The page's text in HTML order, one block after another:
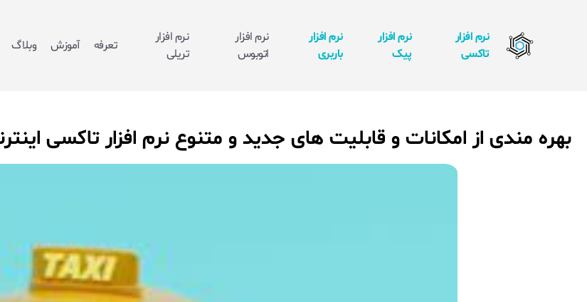
نرم افزار
تاکسی
نرم افزار
پیک
نرم افزار
باربری
نرم افزار
اتوبوس
نرم افزار
تریلی
تعرفه آموزش وبلاگ
بهره مندی از امکانات و قابلیت های جدید و متنوع نرم افزار تاکسی